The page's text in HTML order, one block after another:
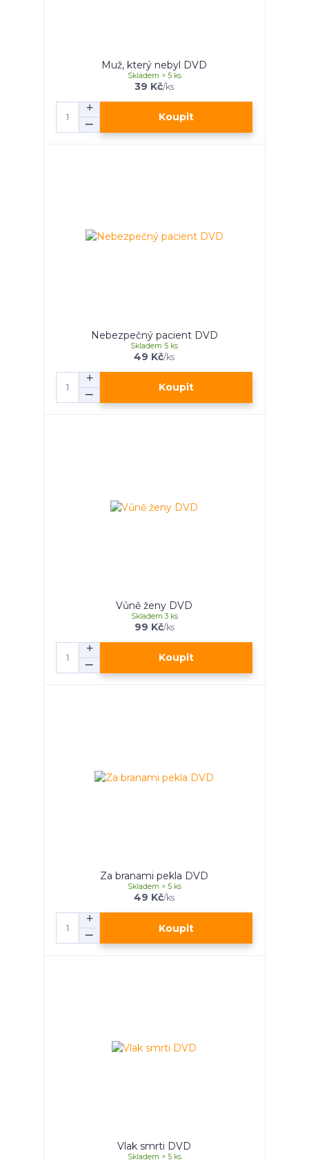
Muž, který nebyl DVD
39 Kč/ks
Skladem > 5 ks
Koupit
Nebezpečný pacient DVD
49 Kč/ks
Skladem 5 ks
Koupit
Vůně ženy DVD
99 Kč/ks
Skladem 3 ks
Koupit
Za branami pekla DVD
49 Kč/ks
Skladem > 5 ks
Koupit
Vlak smrti DVD
Skladem > 5 ks